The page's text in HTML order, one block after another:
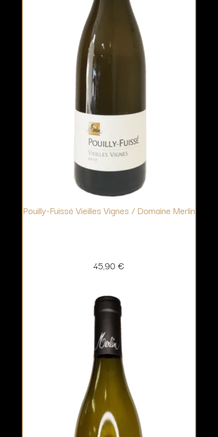
Pouilly-Fuissé Vieilles Vignes / Domaine Merlin
45,90 €